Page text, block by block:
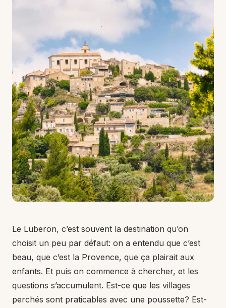
Le Luberon, c’est souvent la destination qu’on
choisit un peu par défaut: on a entendu que c’est
beau, que c’est la Provence, que ça plairait aux
enfants. Et puis on commence à chercher, et les
questions s’accumulent. Est-ce que les villages
perchés sont praticables avec une poussette? Est-